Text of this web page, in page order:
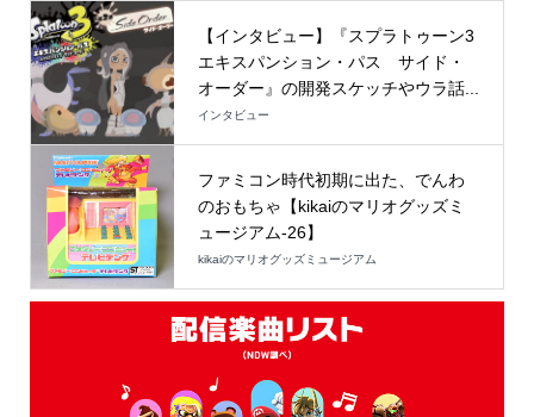
【インタビュー】『スプラトゥーン3
エキスパンション・パス サイド・
オーダー』の開発スケッチやウラ話...
インタビュー
ファミコン時代初期に出た、でんわ
のおもちゃ【kikaiのマリオグッズミ
ュージアム-26】
kikaiのマリオグッズミュージアム